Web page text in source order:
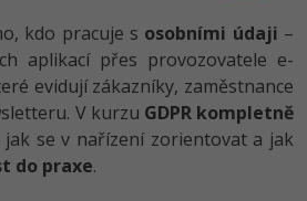
v praxi
v praxi
- OOP
WWW aplikací
kdo pracuje s osobními údaji –
aplikací přes provozovatele e-
evidují zákazníky, zaměstnance
V kurzu GDPR kompletně
se v nařízení zorientovat a jak
do praxe.